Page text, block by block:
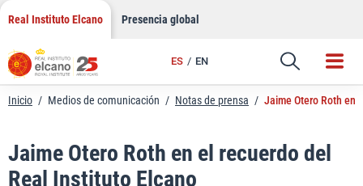
Saltar
contenido
Real Instituto Elcano Presencia global
ES EN
Enlace
Inicio / Medios de comunicación / Notas de prensa / Jaime Otero Roth en
Jaime Otero Roth en el recuerdo del
Real Instituto Elcano